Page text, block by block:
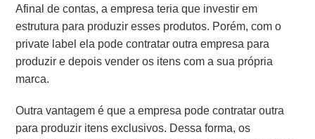
Afinal de contas, a empresa teria que investir em
estrutura para produzir esses produtos. Porém, com o
private label ela pode contratar outra empresa para
produzir e depois vender os itens com a sua própria
marca.
Outra vantagem é que a empresa pode contratar outra
para produzir itens exclusivos. Dessa forma, os